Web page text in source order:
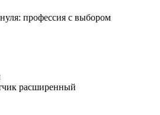
профессия с выбором
расширенный